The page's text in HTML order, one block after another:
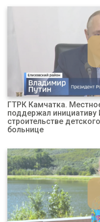
ГТРК Камчатка.
поддержал
строительстве
больнице